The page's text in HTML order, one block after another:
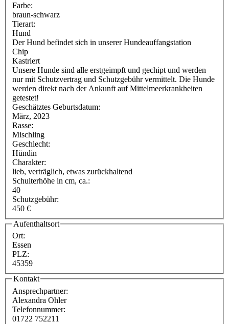
Farbe:
braun-schwarz
Tierart:
Hund
Der Hund befindet sich in unserer Hundeauffangstation
Chip
Kastriert
Unsere Hunde sind alle erstgeimpft und gechipt und werden
nur mit Schutzvertrag und Schutzgebühr vermittelt. Die Hunde
werden direkt nach der Ankunft auf Mittelmeerkrankheiten
getestet!
Geschätztes Geburtsdatum:
März, 2023
Rasse:
Mischling
Geschlecht:
Hündin
Charakter:
lieb, verträglich, etwas zurückhaltend
Schulterhöhe in cm, ca.:
40
Schutzgebühr:
450 €
Aufenthaltsort
Ort:
Essen
PLZ:
45359
Kontakt
Ansprechpartner:
Alexandra Ohler
Telefonnummer:
01722 752211